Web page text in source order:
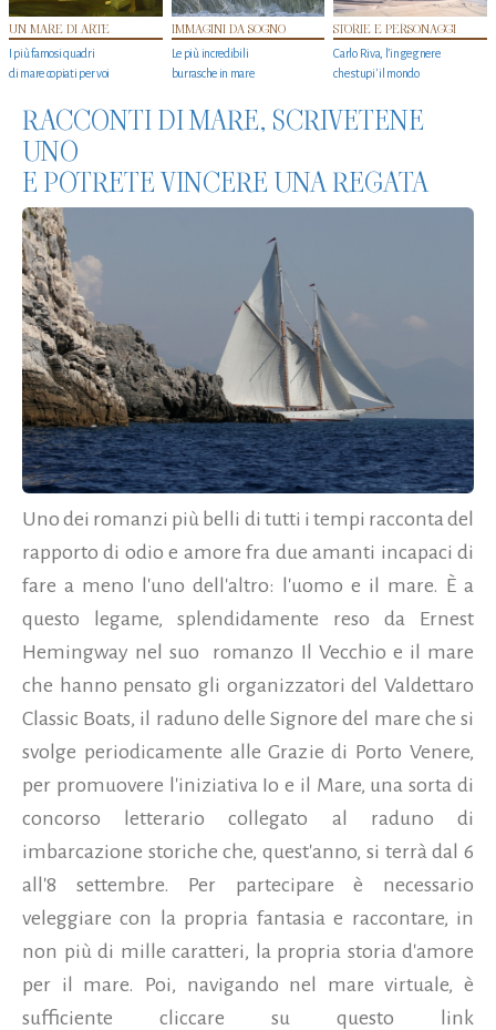
UN MARE DI ARTE
I più famosi quadri
di mare copiati per voi
IMMAGINI DA SOGNO
Le più incredibili
burrasche in mare
STORIE E PERSONAGGI
Carlo Riva, l’ingegnere
che stupi' il mondo
RACCONTI DI MARE, SCRIVETENE
UNO
E POTRETE VINCERE UNA REGATA
Uno dei romanzi più belli di tutti i tempi racconta del
rapporto di odio e amore fra due amanti incapaci di
fare a meno l'uno dell'altro: l'uomo e il mare. È a
questo legame, splendidamente reso da Ernest
Hemingway nel suo romanzo Il Vecchio e il mare
che hanno pensato gli organizzatori del Valdettaro
Classic Boats, il raduno delle Signore del mare che si
svolge periodicamente alle Grazie di Porto Venere,
per promuovere l'iniziativa Io e il Mare, una sorta di
concorso letterario collegato al raduno di
imbarcazione storiche che, quest'anno, si terrà dal 6
all'8 settembre. Per partecipare è necessario
veleggiare con la propria fantasia e raccontare, in
non più di mille caratteri, la propria storia d'amore
per il mare. Poi, navigando nel mare virtuale, è
sufficiente cliccare su questo link